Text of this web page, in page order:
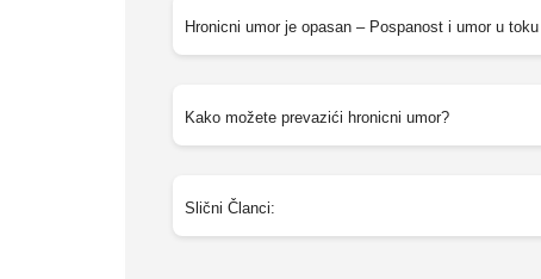
Hronicni umor je opasan – Pospanost i umor u
Kako možete prevazići hronicni umor?
Slični Članci: